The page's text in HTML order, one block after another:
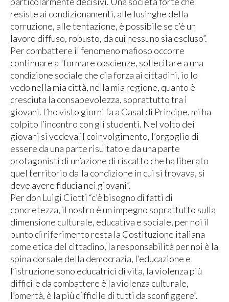
resiste ai condizionamenti, alle lusinghe della
corruzione, alle tentazione, è possibile se c’è un
lavoro diffuso, robusto, da cui nessuno sia escluso”.
Per combattere il fenomeno mafioso occorre
continuare a “formare coscienze, sollecitare a una
condizione sociale che dia forza ai cittadini, io lo
vedo nella mia città, nella mia regione, quanto è
cresciuta la consapevolezza, soprattutto tra i
giovani. L’ho visto giorni fa a Casal di Principe, mi ha
colpito l’incontro con gli studenti. Nel volto dei
giovani si vedeva il coinvolgimento, l’orgoglio di
essere da una parte risultato e da una parte
protagonisti di un’azione di riscatto che ha liberato
quel territorio dalla condizione in cui si trovava, si
deve avere fiducia nei giovani”.
Per don Luigi Ciotti “c’è bisogno di fatti di
concretezza, il nostro è un impegno soprattutto sulla
dimensione culturale, educativa e sociale, per noi il
punto di riferimento resta la Costituzione italiana
come etica del cittadino, la responsabilità per noi è la
spina dorsale della democrazia, l’educazione e
l’istruzione sono educatrici di vita, la violenza più
difficile da combattere è la violenza culturale,
l’omertà, è la più difficile di tutti da sconfiggere”.